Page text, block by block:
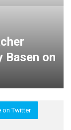
Basen on
on Twitter